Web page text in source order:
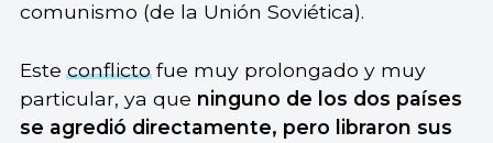
comunismo (de la Unión Soviética).
Esteconflictofue muy prolongado y muy
particular, ya que ninguno de los dos países
se agredió directamente, pero libraron sus